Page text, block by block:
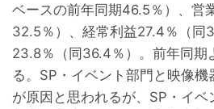
ベースの前年同期46.5％）、営
32.5％）、経常利益27.4％（同
23.8％（同36.4％）。前年同期
る。SP・イベント部門と映像
が原因と思われるが、SP・イベ